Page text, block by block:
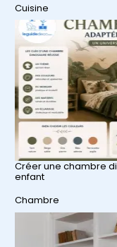
Par rapport à
Cuisine
Créer une chambre
enfant
Par rapport à
Chambre